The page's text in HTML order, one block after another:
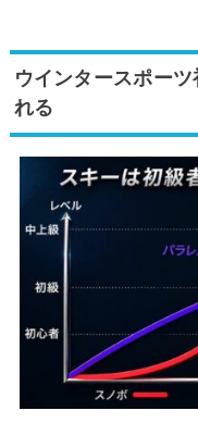
ウインタースポー
れる